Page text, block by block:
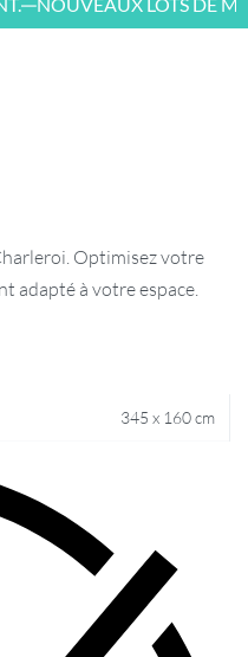
Optimisez votre
adapté à votre espace.
345 x 160 cm